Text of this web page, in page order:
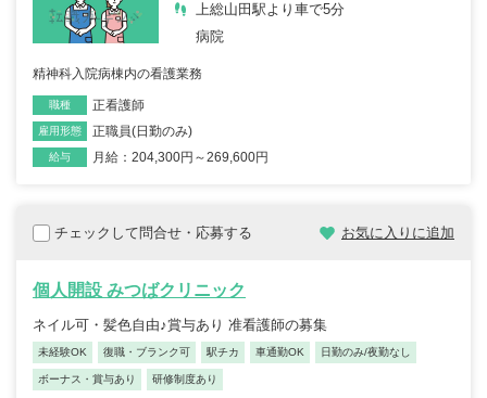
上総山田駅より車で5分
病院
精神科入院病棟内の看護業務
職種 正看護師
雇用形態 正職員(日勤のみ)
給与 月給：204,300円～269,600円
チェックして問合せ・応募する お気に入りに追加
個人開設 みつばクリニック
ネイル可・髪色自由♪賞与あり 准看護師の募集
未経験OK 復職・ブランク可 駅チカ 車通勤OK 日勤のみ/夜勤なし
ボーナス・賞与あり 研修制度あり